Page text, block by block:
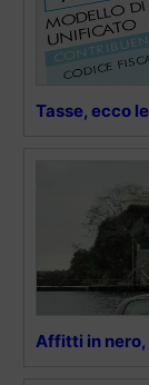
Tasse, ecco
Affitti in nero,